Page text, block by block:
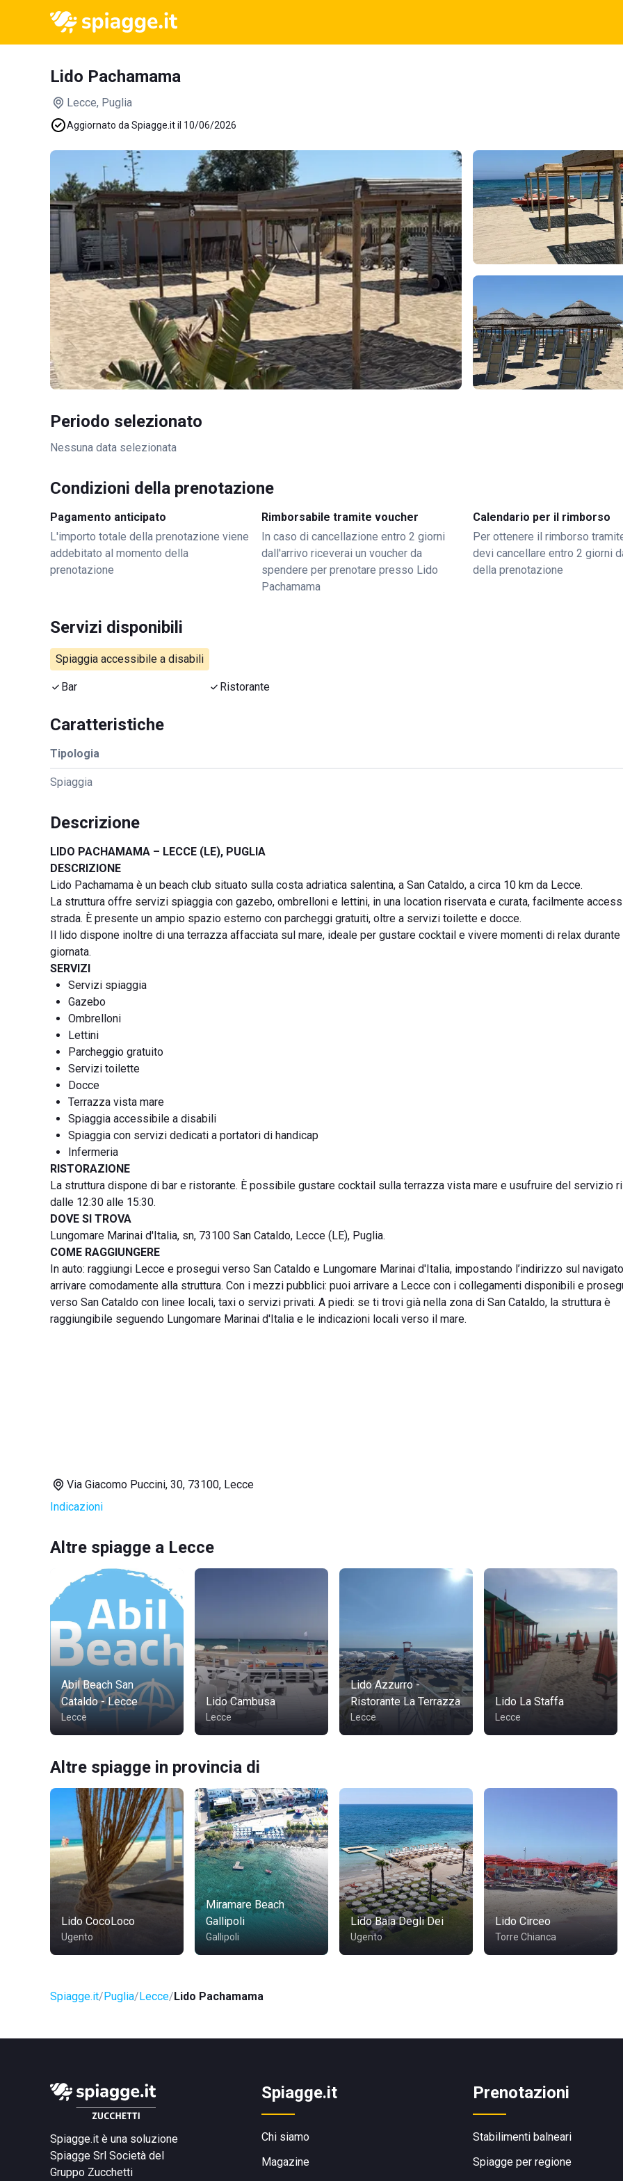
Lido Pachamama
Lecce, Puglia
Aggiornato da Spiagge.it il 10/06/2026
Periodo selezionato
Nessuna data selezionata
Condizioni della prenotazione
Pagamento anticipato
L'importo totale della prenotazione viene
addebitato al momento della
prenotazione
Rimborsabile tramite voucher
In caso di cancellazione entro 2 giorni
dall'arrivo riceverai un voucher da
spendere per prenotare presso Lido
Pachamama
Calendario per il rimborso
Per ottenere il rimborso
devi cancellare entro 2 giorni
della prenotazione
Servizi disponibili
Spiaggia accessibile a disabili
Bar Ristorante
Caratteristiche
Tipologia
Spiaggia
Descrizione
LIDO PACHAMAMA – LECCE (LE), PUGLIA
DESCRIZIONE
Lido Pachamama è un beach club situato sulla costa adriatica salentina, a San Cataldo, a circa 10 km da Lecce.
La struttura offre servizi spiaggia con gazebo, ombrelloni e lettini, in una location riservata e curata, facilmente
strada. È presente un ampio spazio esterno con parcheggi gratuiti, oltre a servizi toilette e docce.
Il lido dispone inoltre di una terrazza affacciata sul mare, ideale per gustare cocktail e vivere momenti di relax durante
giornata.
SERVIZI
Servizi spiaggia
Gazebo
Ombrelloni
Lettini
Parcheggio gratuito
Servizi toilette
Docce
Terrazza vista mare
Spiaggia accessibile a disabili
Spiaggia con servizi dedicati a portatori di handicap
Infermeria
RISTORAZIONE
La struttura dispone di bar e ristorante. È possibile gustare cocktail sulla terrazza vista mare e usufruire del servizio
dalle 12:30 alle 15:30.
DOVE SI TROVA
Lungomare Marinai d'Italia, sn, 73100 San Cataldo, Lecce (LE), Puglia.
COME RAGGIUNGERE
In auto: raggiungi Lecce e prosegui verso San Cataldo e Lungomare Marinai d'Italia, impostando l’indirizzo sul
arrivare comodamente alla struttura. Con i mezzi pubblici: puoi arrivare a Lecce con i collegamenti disponibili e
verso San Cataldo con linee locali, taxi o servizi privati. A piedi: se ti trovi già nella zona di San Cataldo, la struttura è
raggiungibile seguendo Lungomare Marinai d'Italia e le indicazioni locali verso il mare.
Via Giacomo Puccini, 30, 73100, Lecce
Indicazioni
Altre spiagge a Lecce
Abil Beach San
Cataldo - Lecce
Lecce
Lido Cambusa
Lecce
Lido Azzurro -
Ristorante La Terrazza
Lecce
Lido La Staffa
Lecce
Altre spiagge in provincia di
Lido CocoLoco
Ugento
Miramare Beach
Gallipoli
Gallipoli
Lido Baia Degli Dei
Ugento
Lido Circeo
Torre Chianca
Spiagge.it Puglia Lecce Lido Pachamama
Spiagge.it è una soluzione
Spiagge Srl Società del
Gruppo Zucchetti
Spiagge.it
Chi siamo
Magazine
Prenotazioni
Stabilimenti balneari
Spiagge per regione